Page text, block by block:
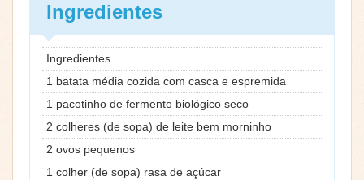
Ingredientes
Ingredientes
1 batata média cozida com casca e espremida
1 pacotinho de fermento biológico seco
2 colheres (de sopa) de leite bem morninho
2 ovos pequenos
1 colher (de sopa) rasa de açúcar